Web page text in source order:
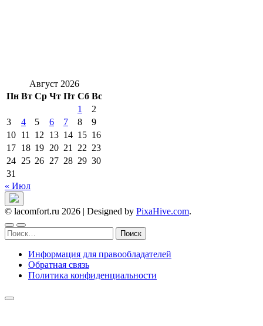
Август 2026
Пн Вт Ср Чт Пт Сб Вс
1
2
3
4 5 6 7 8
9
10 11 12 13 14 15 16
17 18 19 20 21 22 23
24 25 26 27 28 29 30
31
« Июл
© lacomfort.ru 2026 | Designed by PixaHive.com.
Найти:
Информация для правообладателей
Обратная связь
Политика конфиденциальности